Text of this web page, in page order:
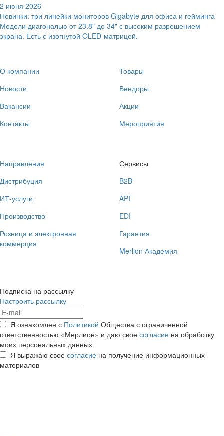
2 июня 2026
Новинки: три линейки мониторов Gigabyte для офиса и гейминга
Модели диагональю от 23.8" до 34" с высоким разрешением
экрана. Есть с изогнутой OLED-матрицей.
О компании
Новости
Вакансии
Контакты
Товары
Вендоры
Акции
Мероприятия
Направления
Дистрибуция
ИТ-услуги
Производство
Розница и электронная
коммерция
Сервисы
B2B
API
EDI
Гарантия
Merlion Академия
Подписка на рассылку
Настроить рассылку
Я ознакомлен с Политикой Общества с ограниченной
ответственностью «Мерлион» и даю свое согласие на обработку
моих персональных данных
Я выражаю свое согласие на получение информационных
материалов